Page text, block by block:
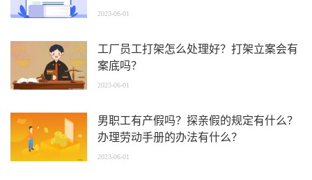
2023-06-01
工厂员工打架怎么处理好？打架立案会有
案底吗？
2023-06-01
男职工有产假吗？探亲假的规定有什么？
办理劳动手册的办法有什么？
2023-06-01